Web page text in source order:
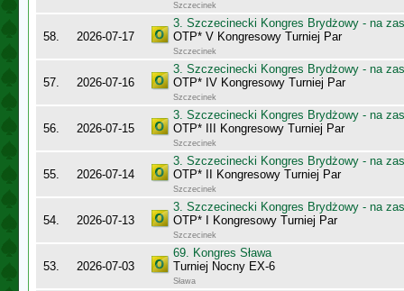
Szczecinek
58. 2026-07-17
3. Szczecinecki Kongres Brydżowy - na
OTP* V Kongresowy Turniej Par
Szczecinek
57. 2026-07-16
3. Szczecinecki Kongres Brydżowy - na
OTP* IV Kongresowy Turniej Par
Szczecinek
56. 2026-07-15
3. Szczecinecki Kongres Brydżowy - na
OTP* III Kongresowy Turniej Par
Szczecinek
55. 2026-07-14
3. Szczecinecki Kongres Brydżowy - na
OTP* II Kongresowy Turniej Par
Szczecinek
54. 2026-07-13
3. Szczecinecki Kongres Brydżowy - na
OTP* I Kongresowy Turniej Par
Szczecinek
53. 2026-07-03
69. Kongres Sława
Turniej Nocny EX-6
Sława